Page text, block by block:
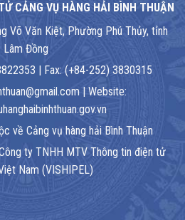
CẢNG VỤ HÀNG HẢI BÌNH THUẬN
Võ Văn Kiệt, Phường Phú Thủy, tỉnh
Lâm Đồng
| Fax: (+84-252) 3830315
| Website:
về Cảng vụ hàng hải Bình Thuận
ty TNHH MTV Thông tin điện tử
Nam (VISHIPEL)